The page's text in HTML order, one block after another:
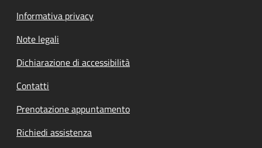
Informativa privacy
Note legali
Dichiarazione di accessibilità
Contatti
Prenotazione appuntamento
Richiedi assistenza